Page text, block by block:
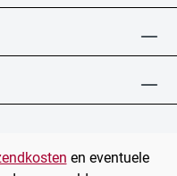
en eventuele